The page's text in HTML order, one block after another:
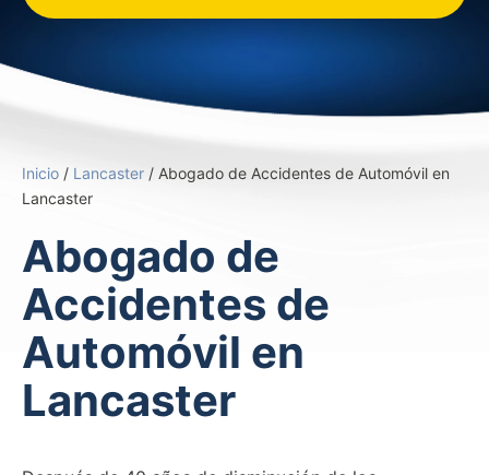
Inicio / Lancaster / Abogado de Accidentes de Automóvil en
Lancaster
Abogado de
Accidentes de
Automóvil en
Lancaster